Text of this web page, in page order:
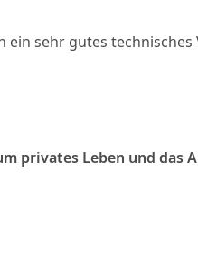
sehr gutes technisches
privates Leben und das